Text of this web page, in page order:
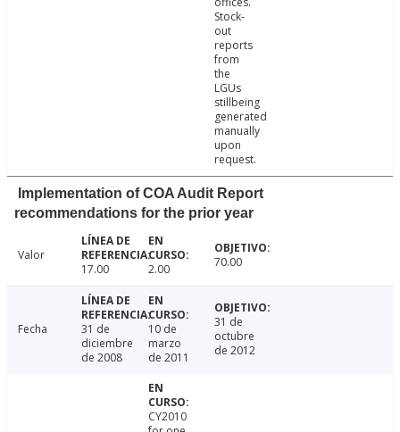
Stock-
out
reports
from
the
LGUs
stillbeing
generated
manually
upon
request.
Implementation of COA Audit Report
recommendations for the prior year
Valor
17.00
2.00 70.00
Fecha
31 de
diciembre
de 2008
10 de
marzo
de 2011
31 de
octubre
de 2012
CY2010